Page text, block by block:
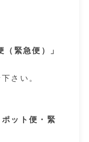
（緊急便）」
さい。
ット便・緊